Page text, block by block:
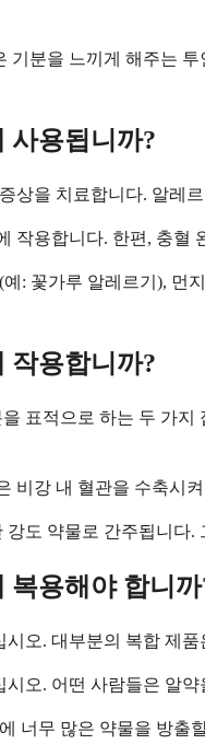
분을 느끼게 해주는
사용됩니까?
상을 치료합니다. 알
작용합니다. 한편, 충
: 꽃가루 알레르기),
작용합니까?
표적으로 하는 두 가
비강 내 혈관을 수축시
도 약물로 간주됩니
복용해야 합니까
오. 대부분의 복합 제
오. 어떤 사람들은 알
너무 많은 약물을 방